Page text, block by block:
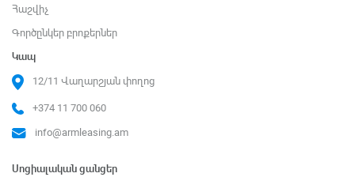
Հաշվիչ
Գործընկեր բրոքերներ
Կապ
12/11 Վաղարշյան փողոց
+374 11 700 060
info@armleasing.am
Սոցիալական ցանցեր